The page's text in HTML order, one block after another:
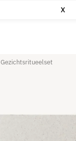
X
Gezichtsritueelset